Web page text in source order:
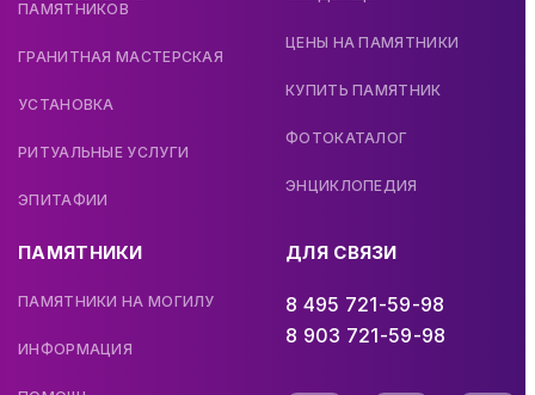
ПАМЯТНИКОВ
ГРАНИТНАЯ МАСТЕРСКАЯ
УСТАНОВКА
РИТУАЛЬНЫЕ УСЛУГИ
ЭПИТАФИИ
ЦЕНЫ НА ПАМЯТНИКИ
КУПИТЬ ПАМЯТНИК
ФОТОКАТАЛОГ
ЭНЦИКЛОПЕДИЯ
ПАМЯТНИКИ
ПАМЯТНИКИ НА МОГИЛУ
ИНФОРМАЦИЯ
ДЛЯ СВЯЗИ
8 495 721-59-98
8 903 721-59-98